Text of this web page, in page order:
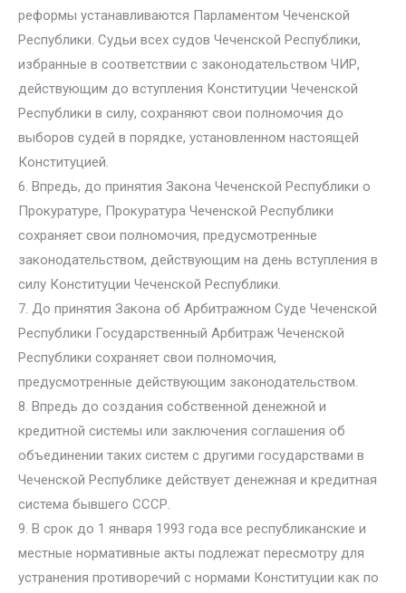
реформы устанавливаются Парламентом Чеченской
Республики. Судьи всех судов Чеченской Республики,
избранные в соответствии с законодательством ЧИР,
действующим до вступления Конституции Чеченской
Республики в силу, сохраняют свои полномочия до
выборов судей в порядке, установленном настоящей
Конституцией.
6. Впредь, до принятия Закона Чеченской Республики о
Прокуратуре, Прокуратура Чеченской Республики
сохраняет свои полномочия, предусмотренные
законодательством, действующим на день вступления в
силу Конституции Чеченской Республики.
7. До принятия Закона об Арбитражном Суде Чеченской
Республики Государственный Арбитраж Чеченской
Республики сохраняет свои полномочия,
предусмотренные действующим законодательством.
8. Впредь до создания собственной денежной и
кредитной системы или заключения соглашения об
объединении таких систем с другими государствами в
Чеченской Республике действует денежная и кредитная
система бывшего СССР.
9. В срок до 1 января 1993 года все республиканские и
местные нормативные акты подлежат пересмотру для
устранения противоречий с нормами Конституции как по